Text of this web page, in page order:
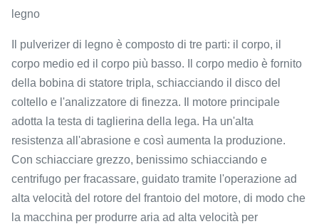
legno
Il pulverizer di legno è composto di tre parti: il corpo, il
corpo medio ed il corpo più basso. Il corpo medio è fornito
della bobina di statore tripla, schiacciando il disco del
coltello e l'analizzatore di finezza. Il motore principale
adotta la testa di taglierina della lega. Ha un'alta
resistenza all'abrasione e così aumenta la produzione.
Con schiacciare grezzo, benissimo schiacciando e
centrifugo per fracassare, guidato tramite l'operazione ad
alta velocità del rotore del frantoio del motore, di modo che
la macchina per produrre aria ad alta velocità per